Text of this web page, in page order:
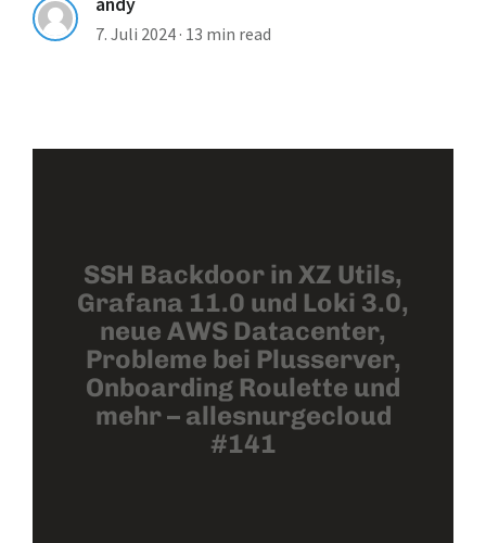
7. Juli 2024 · 13 min read
SSH Backdoor in XZ Utils,
Grafana 11.0 und Loki 3.0,
neue AWS Datacenter,
Probleme bei Plusserver,
Onboarding Roulette und
mehr – allesnurgecloud
#141